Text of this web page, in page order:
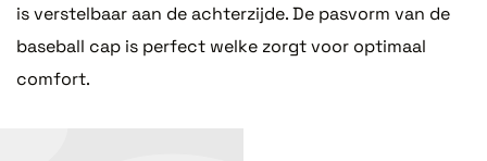
is verstelbaar aan de achterzijde. De pasvorm van de
baseball cap is perfect welke zorgt voor optimaal
comfort.